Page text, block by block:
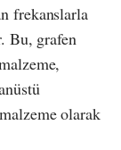
frekanslarla
Bu, grafen
olarak